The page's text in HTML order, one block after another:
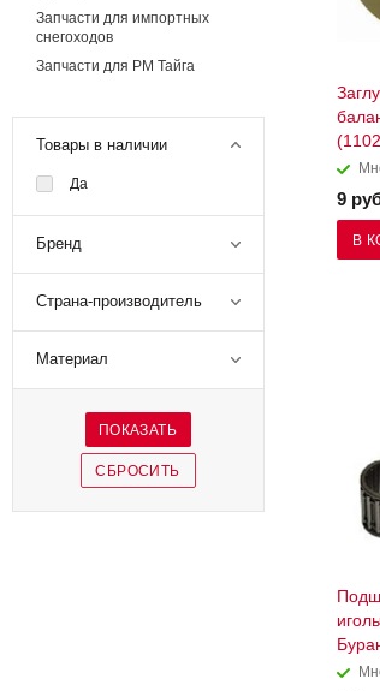
Запчасти для импортных
снегоходов
Запчасти для РМ Тайга
Товары в наличии
Да
Бренд
Страна-производитель
Материал
9
В